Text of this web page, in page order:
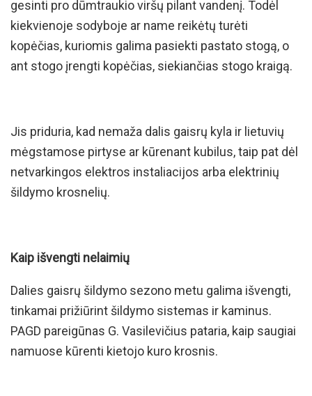
gesinti pro dūmtraukio viršų pilant vandenį. Todėl
kiekvienoje sodyboje ar name reikėtų turėti
kopėčias, kuriomis galima pasiekti pastato stogą, o
ant stogo įrengti kopėčias, siekiančias stogo kraigą.
Jis priduria, kad nemaža dalis gaisrų kyla ir lietuvių
mėgstamose pirtyse ar kūrenant kubilus, taip pat dėl
netvarkingos elektros instaliacijos arba elektrinių
šildymo krosnelių.
Kaip išvengti nelaimių
Dalies gaisrų šildymo sezono metu galima išvengti,
tinkamai prižiūrint šildymo sistemas ir kaminus.
PAGD pareigūnas G. Vasilevičius pataria, kaip saugiai
namuose kūrenti kietojo kuro krosnis.